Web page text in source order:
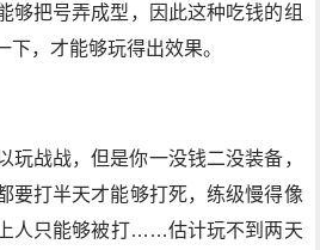
够把号弄成型，因此这种吃钱的组
，才能够玩得出效果。
玩战战，但是你一没钱二没装备，
要打半天才能够打死，练级慢得像
人只能够被打……估计玩不到两天